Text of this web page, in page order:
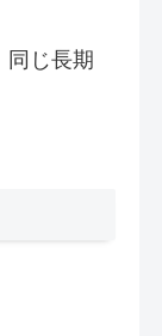
同じ長期